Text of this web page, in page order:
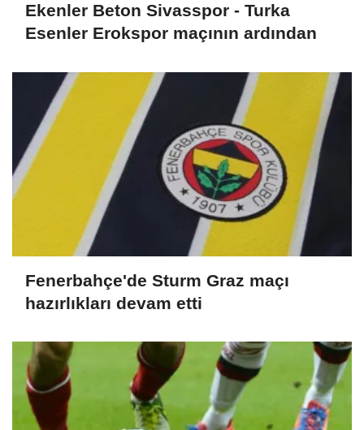
Ekenler Beton Sivasspor - Turka
Esenler Erokspor maçının ardından
Fenerbahçe'de Sturm Graz maçı
hazırlıkları devam etti